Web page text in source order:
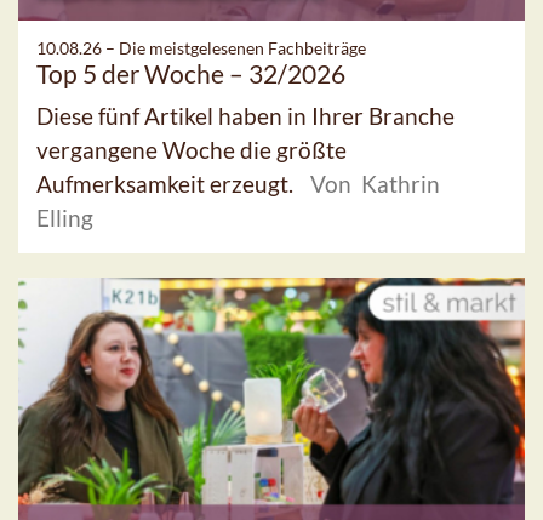
10.08.26 – Die meistgelesenen Fachbeiträge
Top 5 der Woche – 32/2026
Diese fünf Artikel haben in Ihrer Branche
vergangene Woche die größte
Aufmerksamkeit erzeugt.
Von Kathrin
Elling